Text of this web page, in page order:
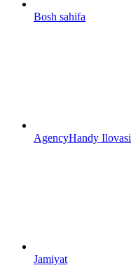
Bosh sahifa
AgencyHandy Ilovasi
Jamiyat